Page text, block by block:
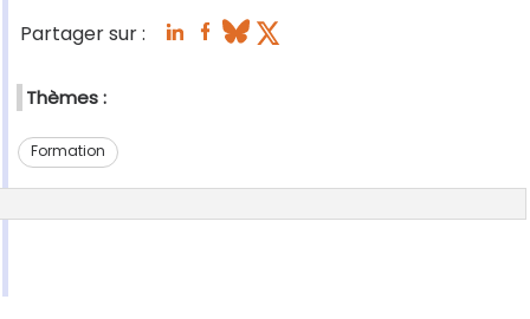
Partager sur :
Thèmes :
Formation